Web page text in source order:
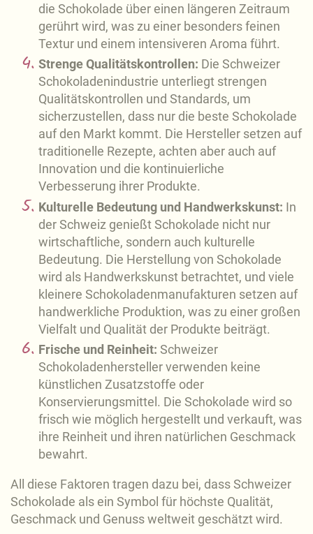
die Schokolade über einen längeren Zeitraum
gerührt wird, was zu einer besonders feinen
Textur und einem intensiveren Aroma führt.
Strenge Qualitätskontrollen: Die Schweizer
Schokoladenindustrie unterliegt strengen
Qualitätskontrollen und Standards, um
sicherzustellen, dass nur die beste Schokolade
auf den Markt kommt. Die Hersteller setzen auf
traditionelle Rezepte, achten aber auch auf
Innovation und die kontinuierliche
Verbesserung ihrer Produkte.
Kulturelle Bedeutung und Handwerkskunst: In
der Schweiz genießt Schokolade nicht nur
wirtschaftliche, sondern auch kulturelle
Bedeutung. Die Herstellung von Schokolade
wird als Handwerkskunst betrachtet, und viele
kleinere Schokoladenmanufakturen setzen auf
handwerkliche Produktion, was zu einer großen
Vielfalt und Qualität der Produkte beiträgt.
Frische und Reinheit: Schweizer
Schokoladenhersteller verwenden keine
künstlichen Zusatzstoffe oder
Konservierungsmittel. Die Schokolade wird so
frisch wie möglich hergestellt und verkauft, was
ihre Reinheit und ihren natürlichen Geschmack
bewahrt.
All diese Faktoren tragen dazu bei, dass Schweizer
Schokolade als ein Symbol für höchste Qualität,
Geschmack und Genuss weltweit geschätzt wird.